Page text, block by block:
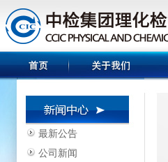
最新公告
公司新闻